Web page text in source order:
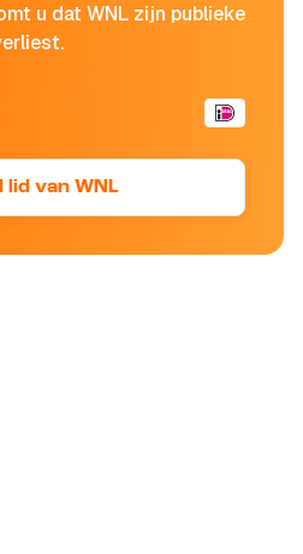
u dat WNL zijn publieke
lid van WNL